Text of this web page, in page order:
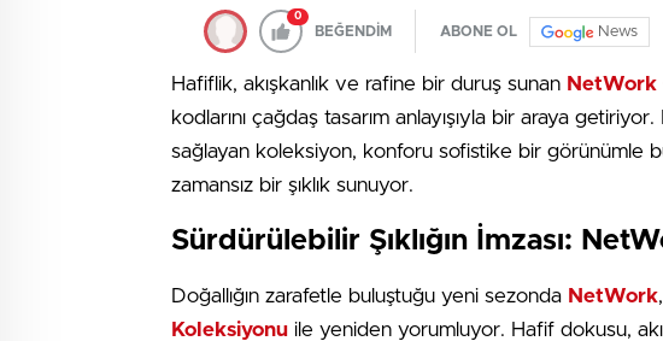
0
BEĞENDİM ABONE OL News
Hafiflik, akışkanlık ve rafine bir duruş sunan NetWork
kodlarını çağdaş tasarım anlayışıyla bir araya
sağlayan koleksiyon, konforu sofistike bir görünümle
zamansız bir şıklık sunuyor.
Sürdürülebilir Şıklığın İmzası:
Doğallığın zarafetle buluştuğu yeni sezonda NetWork
Koleksiyonu ile yeniden yorumluyor. Hafif dokusu,